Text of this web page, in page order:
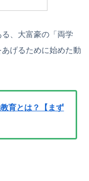
、大富豪の「両学
あげるために始めた動
育とは？【まず